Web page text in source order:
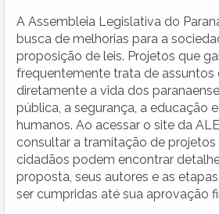
A Assembleia Legislativa do
busca de melhorias para a
proposição de leis. Projetos que
frequentemente trata de assuntos
diretamente a vida dos
pública, a segurança, a educação
humanos. Ao acessar o site da
consultar a tramitação de projetos
cidadãos podem encontrar
proposta, seus autores e as
ser cumpridas até sua aprovação